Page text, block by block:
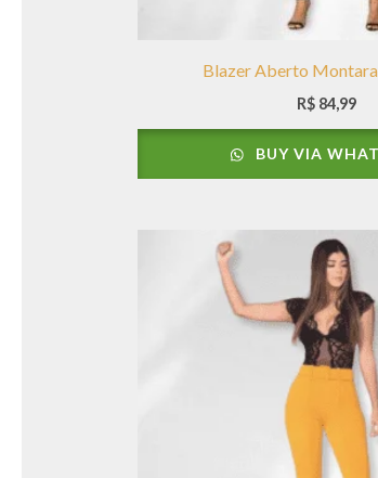
Blazer Aberto
R$ 84,99
BUY VIA